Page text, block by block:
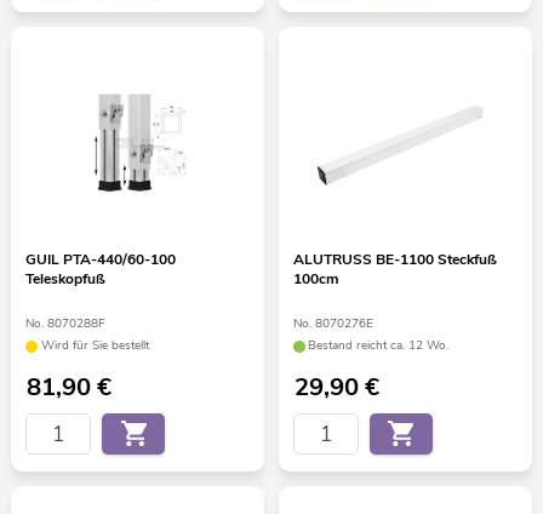
GUIL PTA-440/60-100
Teleskopfuß
No. 8070288F
Wird für Sie bestellt
81,90€
ALUTRUSS BE-1100 Steckfuß
100cm
No. 8070276E
Bestand reicht ca. 12 Wo.
29,90€